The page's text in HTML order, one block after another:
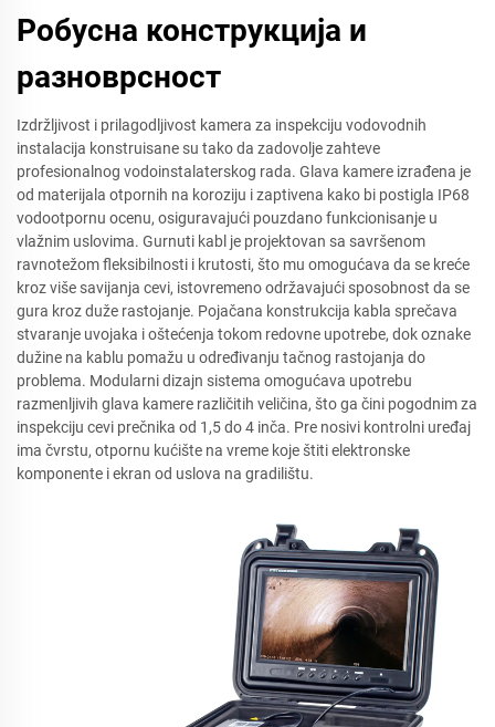
Робусна конструкција и
разноврсност
Izdržljivost i prilagodljivost kamera za inspekciju vodovodnih
instalacija konstruisane su tako da zadovolje zahteve
profesionalnog vodoinstalaterskog rada. Glava kamere izrađena je
od materijala otpornih na koroziju i zaptivena kako bi postigla IP68
vodootpornu ocenu, osiguravajući pouzdano funkcionisanje u
vlažnim uslovima. Gurnuti kabl je projektovan sa savršenom
ravnotežom fleksibilnosti i krutosti, što mu omogućava da se kreće
kroz više savijanja cevi, istovremeno održavajući sposobnost da se
gura kroz duže rastojanje. Pojačana konstrukcija kabla sprečava
stvaranje uvojaka i oštećenja tokom redovne upotrebe, dok oznake
dužine na kablu pomažu u određivanju tačnog rastojanja do
problema. Modularni dizajn sistema omogućava upotrebu
razmenljivih glava kamere različitih veličina, što ga čini pogodnim za
inspekciju cevi prečnika od 1,5 do 4 inča. Pre nosivi kontrolni uređaj
ima čvrstu, otpornu kućište na vreme koje štiti elektronske
komponente i ekran od uslova na gradilištu.